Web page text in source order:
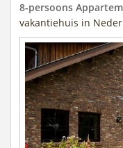
8-persoons
vakantiehuis in